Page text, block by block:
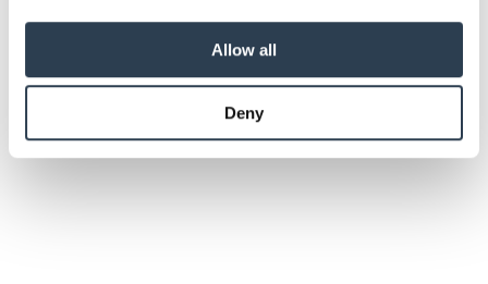
provided to them or that they’ve collected from your use
Weitere Informationen:Impressum Datenschutz
Allow all
Deny